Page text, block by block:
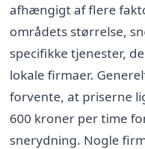
afhængigt af flere
områdets størrelse,
specifikke tjenester,
lokale firmaer.
forvente, at priserne
600 kroner per time
snerydning. Nogle